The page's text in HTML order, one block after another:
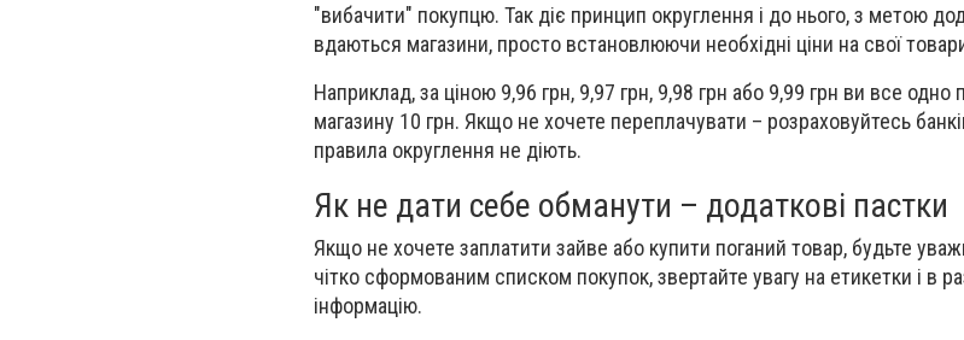
"вибачити" покупцю. Так діє принцип округлення і до нього, з метою
вдаються магазини, просто встановлюючи необхідні ціни на свої
Наприклад, за ціною 9,96 грн, 9,97 грн, 9,98 грн або 9,99 грн ви все одно
магазину 10 грн. Якщо не хочете переплачувати – розраховуйтесь
правила округлення не діють.
Як не дати себе обманути – додаткові пастки
Якщо не хочете заплатити зайве або купити поганий товар, будьте
чітко сформованим списком покупок, звертайте увагу на етикетки і в
інформацію.